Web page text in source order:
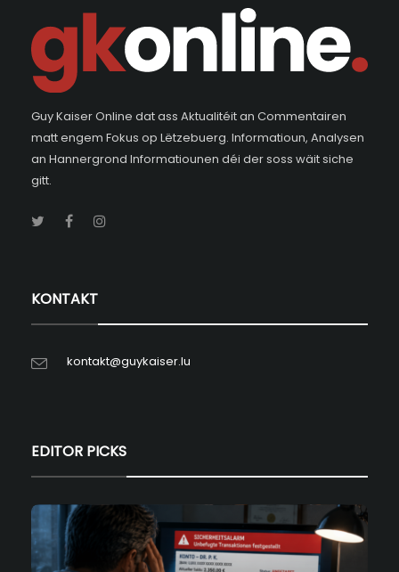
Guy Kaiser Online dat ass Aktualitéit an Commentairen
matt engem Fokus op Lëtzebuerg. Informatioun, Analysen
an Hannergrond Informatiounen déi der soss wäit siche
gitt.
KONTAKT
kontakt@guykaiser.lu
EDITOR PICKS